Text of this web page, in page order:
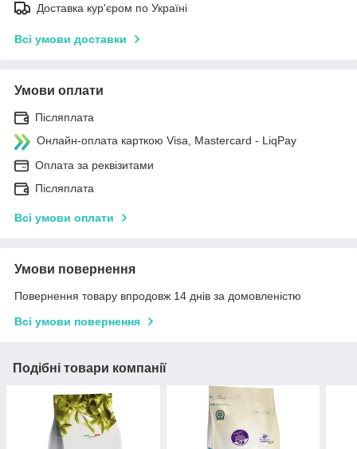
Доставка кур'єром по Україні
Всі умови доставки
Умови оплати
Післяплата
Онлайн-оплата карткою Visa, Mastercard - LiqPay
Оплата за реквізитами
Післяплата
Всі умови оплати
Умови повернення
Повернення товару впродовж 14 днів за домовленістю
Всі умови повернення
Подібні товари компанії